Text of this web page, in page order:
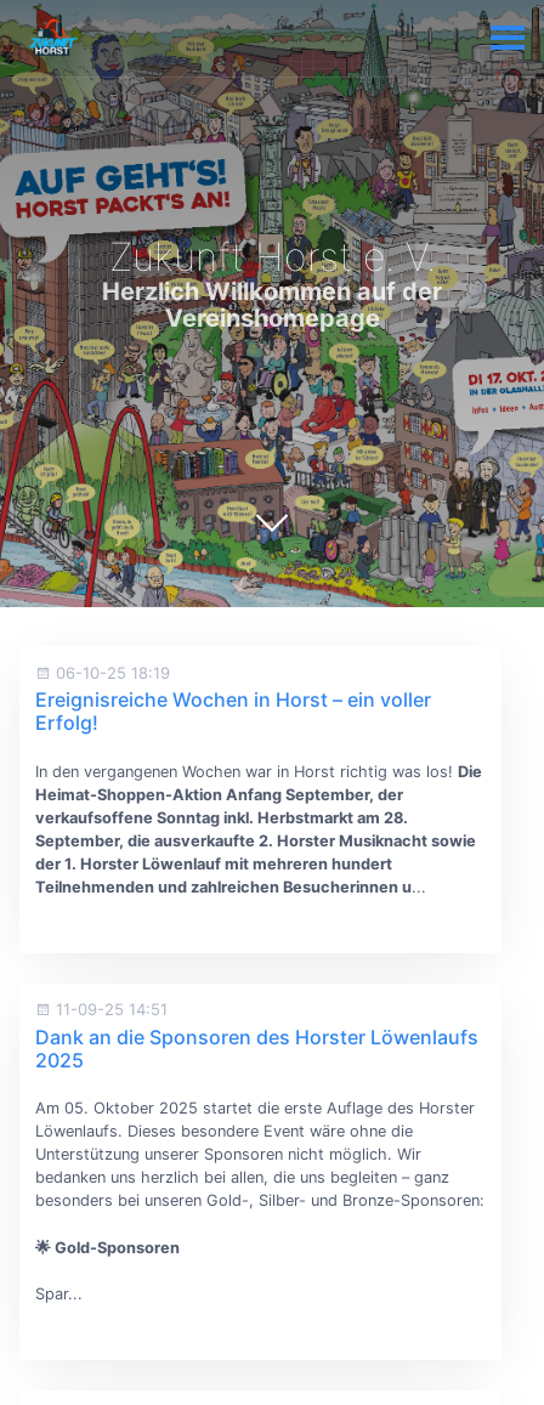
Zukunft Horst e. V.
Herzlich Willkommen auf der
Vereinshomepage
06-10-25 18:19
Ereignisreiche Wochen in Horst – ein voller
Erfolg!
In den vergangenen Wochen war in Horst richtig was los! Die
Heimat-Shoppen-Aktion Anfang September, der
verkaufsoffene Sonntag inkl. Herbstmarkt am 28.
September, die ausverkaufte 2. Horster Musiknacht sowie
der 1. Horster Löwenlauf mit mehreren hundert
Teilnehmenden und zahlreichen Besucherinnen u...
11-09-25 14:51
Dank an die Sponsoren des Horster Löwenlaufs
2025
Am 05. Oktober 2025 startet die erste Auflage des Horster
Löwenlaufs. Dieses besondere Event wäre ohne die
Unterstützung unserer Sponsoren nicht möglich. Wir
bedanken uns herzlich bei allen, die uns begleiten – ganz
besonders bei unseren Gold-, Silber- und Bronze-Sponsoren:
🌟 Gold-Sponsoren
Spar...